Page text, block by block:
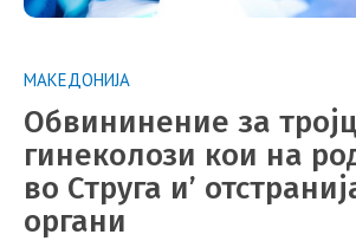
МАКЕДОНИЈА
Обвининение за
гинеколози кои на
во Струга и’
органи